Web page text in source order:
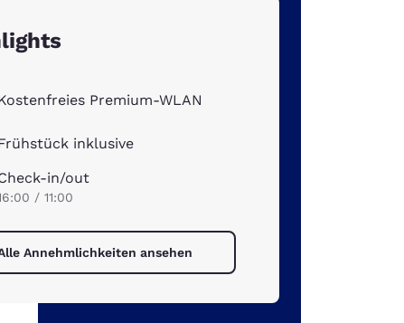
Premium-WLAN
inklusive
in/out
/ 11:00
Annehmlichkeiten ansehen